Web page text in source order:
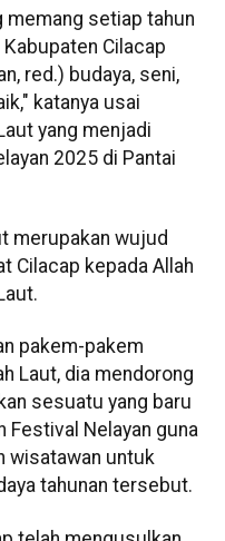
memang setiap tahun
Cilacap
red.) budaya, seni,
katanya usai
yang menjadi
2025 di Pantai
merupakan wujud
Cilacap kepada Allah
pakem-pakem
Laut, dia mendorong
sesuatu yang baru
Festival Nelayan guna
wisatawan untuk
tahunan tersebut.